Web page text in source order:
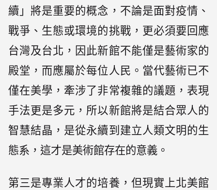
續」將是重要的概念，不論是面對疫情、
戰爭、生態或環境的挑戰，更必須要回應
台灣及台北，因此新館不能僅是藝術家的
殿堂，而應屬於每位人民。當代藝術已不
僅在美學，牽涉了非常複雜的議題，表現
手法更是多元，所以新館將是結合眾人的
智慧結晶，是從永續到建立人類文明的生
態系，這才是美術館存在的意義。
第三是專業人才的培養，但現實上北美館